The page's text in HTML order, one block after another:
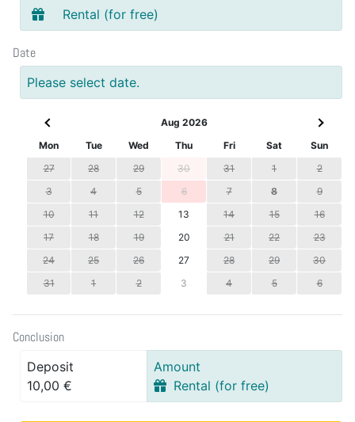
Rental (for free)
Date
Please select date.
Aug 2026
Mon
Tue Wed Thu Fri Sat
Sun
27
28 29 30 31 1
2
3
4 5 6 7 8
9
10
11 12 13 14 15
16
17
18 19 20 21 22
23
24
25 26 27 28 29
30
31
1 2 3 4 5 6
Conclusion
Deposit
10,00 €
Amount
Rental (for free)